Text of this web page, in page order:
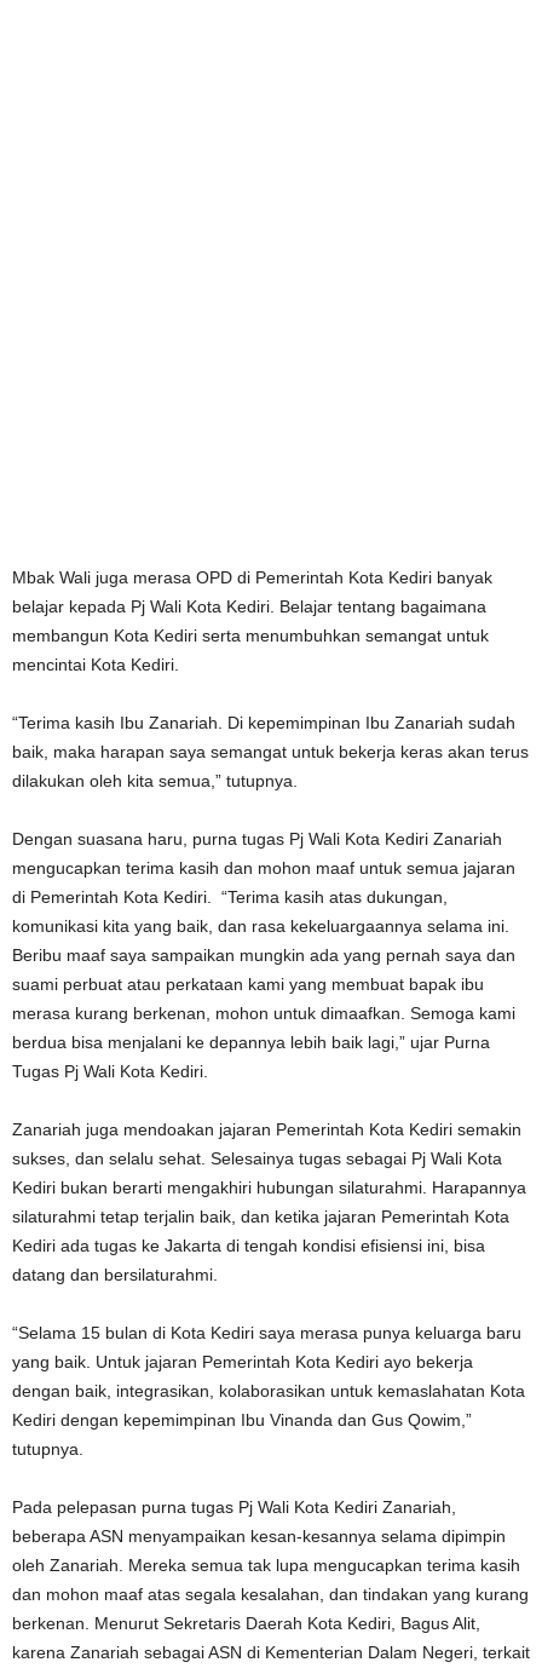
Mbak Wali juga merasa OPD di Pemerintah Kota Kediri banyak
belajar kepada Pj Wali Kota Kediri. Belajar tentang bagaimana
membangun Kota Kediri serta menumbuhkan semangat untuk
mencintai Kota Kediri.
“Terima kasih Ibu Zanariah. Di kepemimpinan Ibu Zanariah sudah
baik, maka harapan saya semangat untuk bekerja keras akan terus
dilakukan oleh kita semua,” tutupnya.
Dengan suasana haru, purna tugas Pj Wali Kota Kediri Zanariah
mengucapkan terima kasih dan mohon maaf untuk semua jajaran
di Pemerintah Kota Kediri. “Terima kasih atas dukungan,
komunikasi kita yang baik, dan rasa kekeluargaannya selama ini.
Beribu maaf saya sampaikan mungkin ada yang pernah saya dan
suami perbuat atau perkataan kami yang membuat bapak ibu
merasa kurang berkenan, mohon untuk dimaafkan. Semoga kami
berdua bisa menjalani ke depannya lebih baik lagi,” ujar Purna
Tugas Pj Wali Kota Kediri.
Zanariah juga mendoakan jajaran Pemerintah Kota Kediri semakin
sukses, dan selalu sehat. Selesainya tugas sebagai Pj Wali Kota
Kediri bukan berarti mengakhiri hubungan silaturahmi. Harapannya
silaturahmi tetap terjalin baik, dan ketika jajaran Pemerintah Kota
Kediri ada tugas ke Jakarta di tengah kondisi efisiensi ini, bisa
datang dan bersilaturahmi.
“Selama 15 bulan di Kota Kediri saya merasa punya keluarga baru
yang baik. Untuk jajaran Pemerintah Kota Kediri ayo bekerja
dengan baik, integrasikan, kolaborasikan untuk kemaslahatan Kota
Kediri dengan kepemimpinan Ibu Vinanda dan Gus Qowim,”
tutupnya.
Pada pelepasan purna tugas Pj Wali Kota Kediri Zanariah,
beberapa ASN menyampaikan kesan-kesannya selama dipimpin
oleh Zanariah. Mereka semua tak lupa mengucapkan terima kasih
dan mohon maaf atas segala kesalahan, dan tindakan yang kurang
berkenan. Menurut Sekretaris Daerah Kota Kediri, Bagus Alit,
karena Zanariah sebagai ASN di Kementerian Dalam Negeri, terkait